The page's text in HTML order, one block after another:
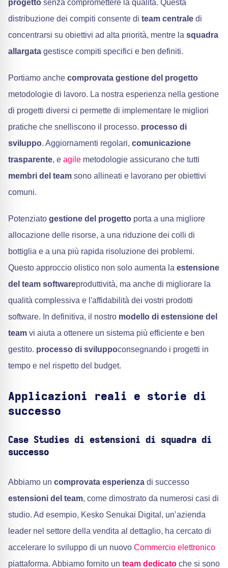
progetto senza compromettere la qualità. Questa
distribuzione dei compiti consente di team centrale di
concentrarsi su obiettivi ad alta priorità, mentre la squadra
allargata gestisce compiti specifici e ben definiti.
Portiamo anche comprovata gestione del progetto
metodologie di lavoro. La nostra esperienza nella gestione
di progetti diversi ci permette di implementare le migliori
pratiche che snelliscono il processo. processo di
sviluppo. Aggiornamenti regolari, comunicazione
trasparente, e agile metodologie assicurano che tutti
membri del team sono allineati e lavorano per obiettivi
comuni.
Potenziato gestione del progetto porta a una migliore
allocazione delle risorse, a una riduzione dei colli di
bottiglia e a una più rapida risoluzione dei problemi.
Questo approccio olistico non solo aumenta la estensione
del team softwareproduttività, ma anche di migliorare la
qualità complessiva e l'affidabilità dei vostri prodotti
software. In definitiva, il nostro modello di estensione del
team vi aiuta a ottenere un sistema più efficiente e ben
gestito. processo di sviluppoconsegnando i progetti in
tempo e nel rispetto del budget.
Applicazioni reali e storie di
successo
Case Studies di estensioni di squadra di
successo
Abbiamo un comprovata esperienza di successo
estensioni del team, come dimostrato da numerosi casi di
studio. Ad esempio, Kesko Senukai Digital, un’azienda
leader nel settore della vendita al dettaglio, ha cercato di
accelerare lo sviluppo di un nuovo Commercio elettronico
piattaforma. Abbiamo fornito un team dedicato che si sono